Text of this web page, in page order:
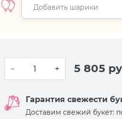
Добавить шарики
5 805
Гарантия свежести
Доставим свежий букет: